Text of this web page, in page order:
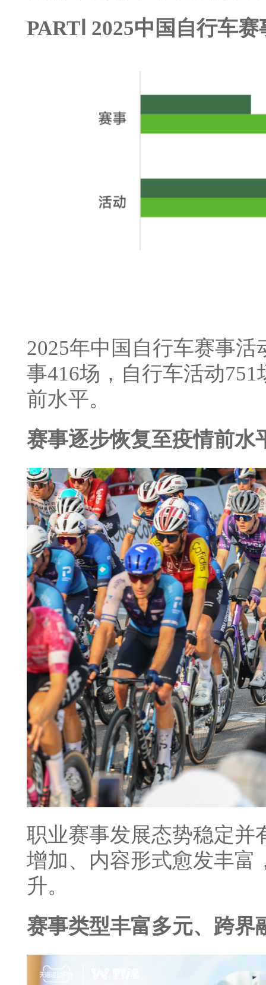
PARTⅠ 2025中国自行车
2025年中国自行车赛事
事416场，自行车活动
前水平。
赛事逐步恢复至疫情前水
职业赛事发展态势稳定并
增加、内容形式愈发丰富
升。
赛事类型丰富多元、跨界